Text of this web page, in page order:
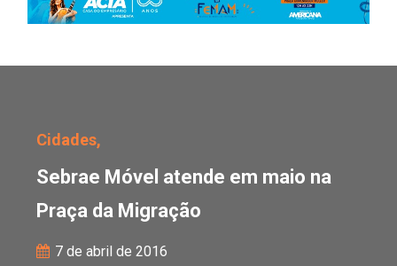
Cidades,
Sebrae Móvel atende em maio na
Praça da Migração
7 de abril de 2016